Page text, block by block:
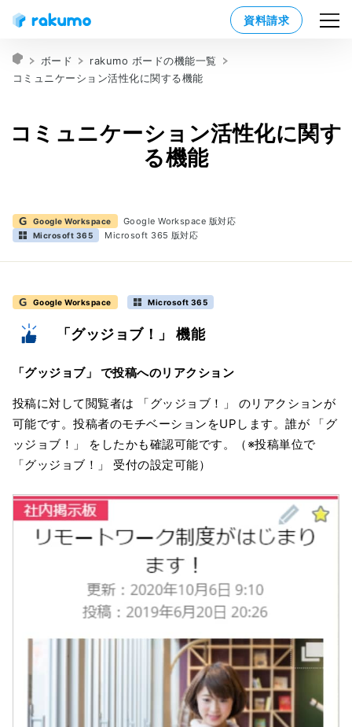
資料請求
ボード
rakumo ボードの機能一覧
コミュニケーション活性化に関する機能
コミュニケーション活性化に関す
る機能
Google Workspace Google Workspace 版対応
Microsoft 365 Microsoft 365 版対応
Google Workspace Microsoft 365
「グッジョブ！」 機能
「グッジョブ」 で投稿へのリアクション
投稿に対して閲覧者は 「グッジョブ！」 のリアクションが
可能です。投稿者のモチベーションをUPします。誰が 「グ
ッジョブ！」 をしたかも確認可能です。（※投稿単位で
「グッジョブ！」 受付の設定可能）